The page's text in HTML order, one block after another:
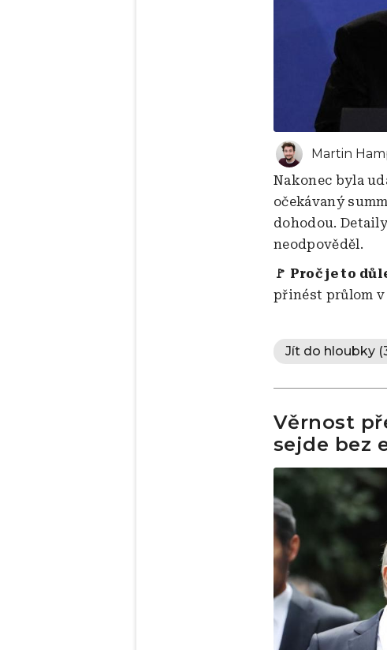
Martin
Nakonec byla
očekávaný
dohodou.
neodpověděl.
🚩 Proč je to
přinést průlom v
Jít do hloubky
Věrnost
sejde bez